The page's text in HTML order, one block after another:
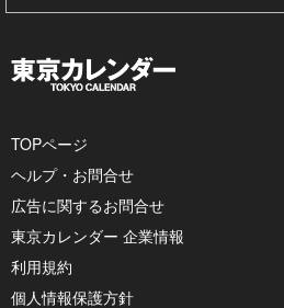
TOPページ
ヘルプ・お問合せ
広告に関するお問合せ
東京カレンダー 企業情報
利用規約
個人情報保護方針